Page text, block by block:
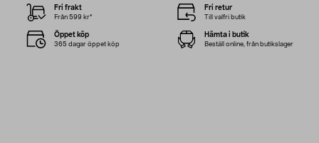
Fri frakt
Från 599 kr*
Fri retur
Till valfri butik
Öppet köp
365 dagar öppet köp
Hämta i butik
Beställ online, från butikslager